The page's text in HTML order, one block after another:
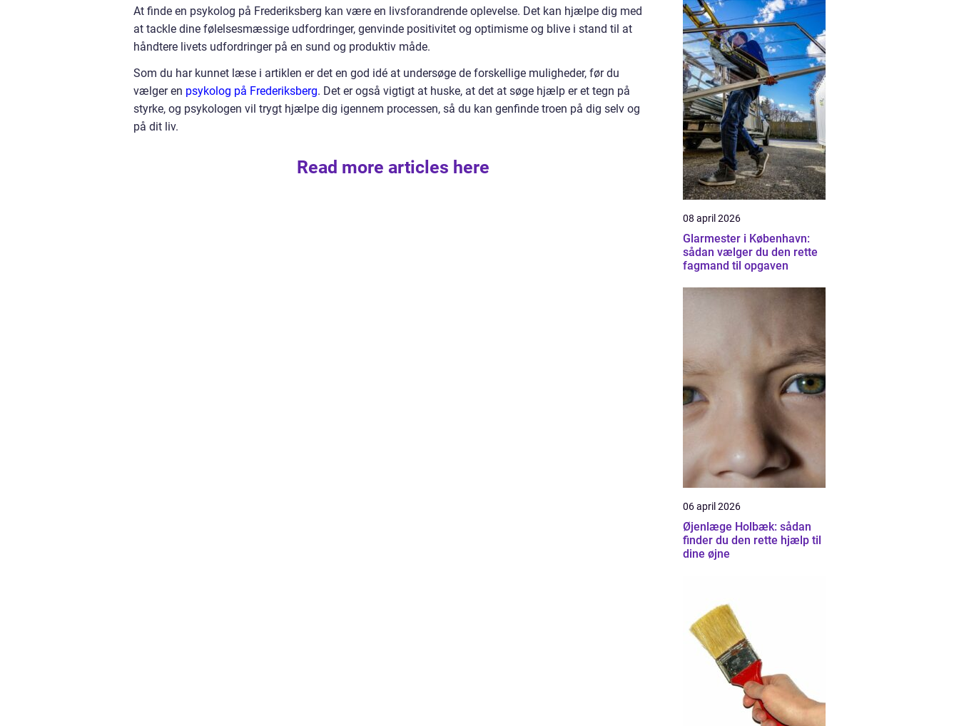
At finde en psykolog på Frederiksberg kan være en livsforandrende oplevelse. Det kan hjælpe dig med
at tackle dine følelsesmæssige udfordringer, genvinde positivitet og optimisme og blive i stand til at
håndtere livets udfordringer på en sund og produktiv måde.
Som du har kunnet læse i artiklen er det en god idé at undersøge de forskellige muligheder, før du
vælger en psykolog på Frederiksberg. Det er også vigtigt at huske, at det at søge hjælp er et tegn på
styrke, og psykologen vil trygt hjælpe dig igennem processen, så du kan genfinde troen på dig selv og
på dit liv.
Read more articles here
08 april 2026
Glarmester i København:
sådan vælger du den rette
fagmand til opgaven
06 april 2026
Øjenlæge Holbæk: sådan
finder du den rette hjælp til
dine øjne